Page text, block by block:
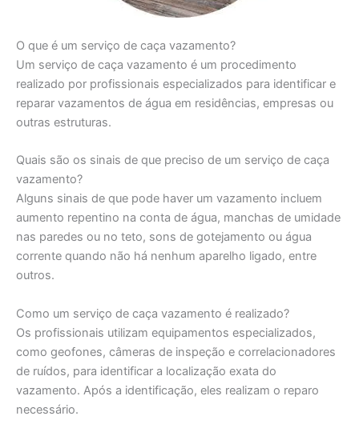
O que é um serviço de caça vazamento?
Um serviço de caça vazamento é um procedimento
realizado por profissionais especializados para identificar e
reparar vazamentos de água em residências, empresas ou
outras estruturas.
Quais são os sinais de que preciso de um serviço de caça
vazamento?
Alguns sinais de que pode haver um vazamento incluem
aumento repentino na conta de água, manchas de umidade
nas paredes ou no teto, sons de gotejamento ou água
corrente quando não há nenhum aparelho ligado, entre
outros.
Como um serviço de caça vazamento é realizado?
Os profissionais utilizam equipamentos especializados,
como geofones, câmeras de inspeção e correlacionadores
de ruídos, para identificar a localização exata do
vazamento. Após a identificação, eles realizam o reparo
necessário.